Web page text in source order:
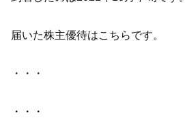
届いた株主優待はこちらです。
・・・
・・・